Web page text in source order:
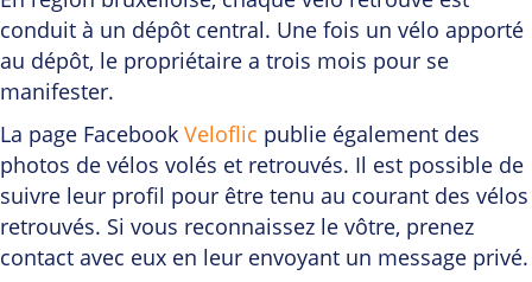
conduit à un dépôt central. Une fois un vélo apporté
au dépôt, le propriétaire a trois mois pour se
manifester.
La page Facebook Veloflic publie également des
photos de vélos volés et retrouvés. Il est possible de
suivre leur profil pour être tenu au courant des vélos
retrouvés. Si vous reconnaissez le vôtre, prenez
contact avec eux en leur envoyant un message privé.